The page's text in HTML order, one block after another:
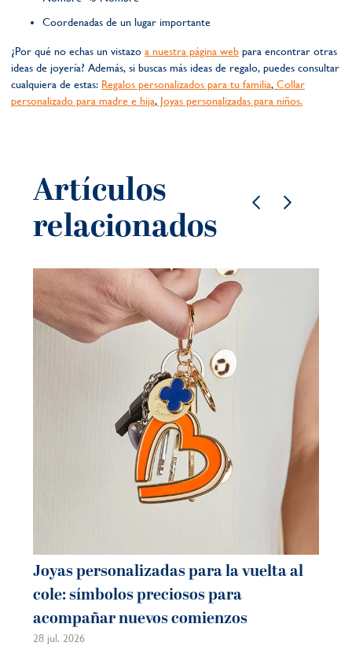
Coordenadas de un lugar importante
¿Por qué no echas un vistazo a nuestra página web para encontrar otras
ideas de joyería? Además, si buscas más ideas de regalo, puedes consultar
cualquiera de estas: Regalos personalizados para tu familia, Collar
personalizado para madre e hija, Joyas personalizadas para niños.
Artículos
relacionados
Joyas personalizadas para la vuelta al
cole: símbolos preciosos para
acompañar nuevos comienzos
28 jul. 2026